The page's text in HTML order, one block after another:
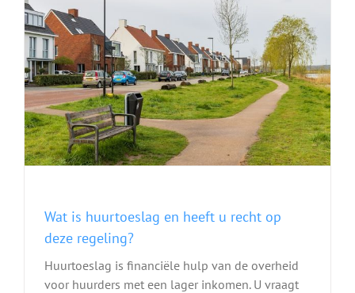
Wat is huurtoeslag en heeft u recht op
deze regeling?
Huurtoeslag is financiële hulp van de overheid
voor huurders met een lager inkomen. U vraagt